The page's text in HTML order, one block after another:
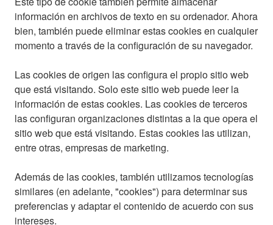
información en archivos de texto en su ordenador. Ahora
bien, también puede eliminar estas cookies en cualquier
momento a través de la configuración de su navegador.
Las cookies de origen las configura el propio sitio web
que está visitando. Solo este sitio web puede leer la
información de estas cookies. Las cookies de terceros
las configuran organizaciones distintas a la que opera el
sitio web que está visitando. Estas cookies las utilizan,
entre otras, empresas de marketing.
Además de las cookies, también utilizamos tecnologías
similares (en adelante, "cookies") para determinar sus
preferencias y adaptar el contenido de acuerdo con sus
intereses.